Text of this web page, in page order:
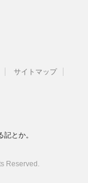
サイトマップ
とか。
Reserved.